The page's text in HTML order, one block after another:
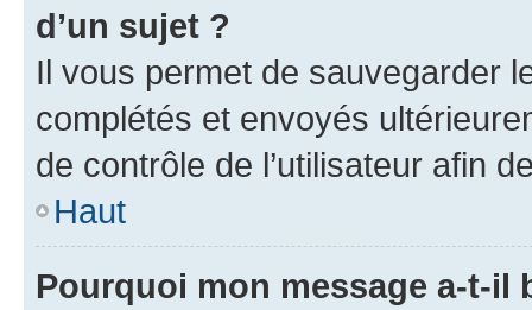
d’un sujet ?
Il vous permet de sauvegarder
complétés et envoyés
de contrôle de l’utilisateur afin
Haut
Pourquoi mon message a-t-il